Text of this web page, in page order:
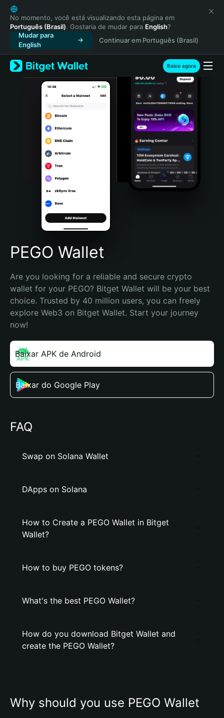
English
日本語
Tiếng Việt
Русский
Español (Latinoamérica)
Türkçe
Italiano
Português (Portugal)
Bahasa Indonesia
Português (Brasil)
Español (Argentina)
No momento, você está visualizando esta página em
Português (Brasil). Gostaria de mudar para English?
Mudar para
English
Continuar em Português (Brasil)
Baixe agora
PEGO Wallet
Are you looking for a reliable and secure crypto
wallet for your PEGO? Bitget Wallet will be your best
choice. Trusted by 40 million users, you can freely
explore Web3 on Bitget Wallet. Start your journey
now!
Baixar APK de Android
Baixar do Google Play
FAQ
Swap on Solana Wallet
DApps on Solana
How to Create a PEGO Wallet in Bitget
Wallet?
How to buy PEGO tokens?
What's the best PEGO Wallet?
How do you download Bitget Wallet and
create the PEGO Wallet?
Why should you use PEGO Wallet